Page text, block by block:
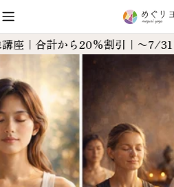
コ
ン
テ
ン
ツ
に
ス
キ
ッ
計から20%割引｜〜7/31まで